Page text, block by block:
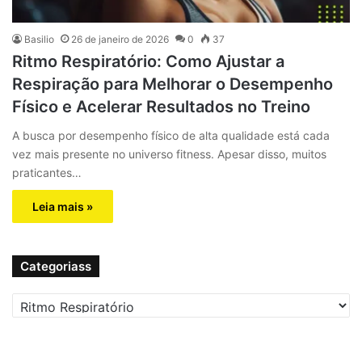
Basilio 26 de janeiro de 2026 0 37
Ritmo Respiratório: Como Ajustar a
Respiração para Melhorar o Desempenho
Físico e Acelerar Resultados no Treino
A busca por desempenho físico de alta qualidade está cada
vez mais presente no universo fitness. Apesar disso, muitos
praticantes…
Leia mais »
Categoriass
a